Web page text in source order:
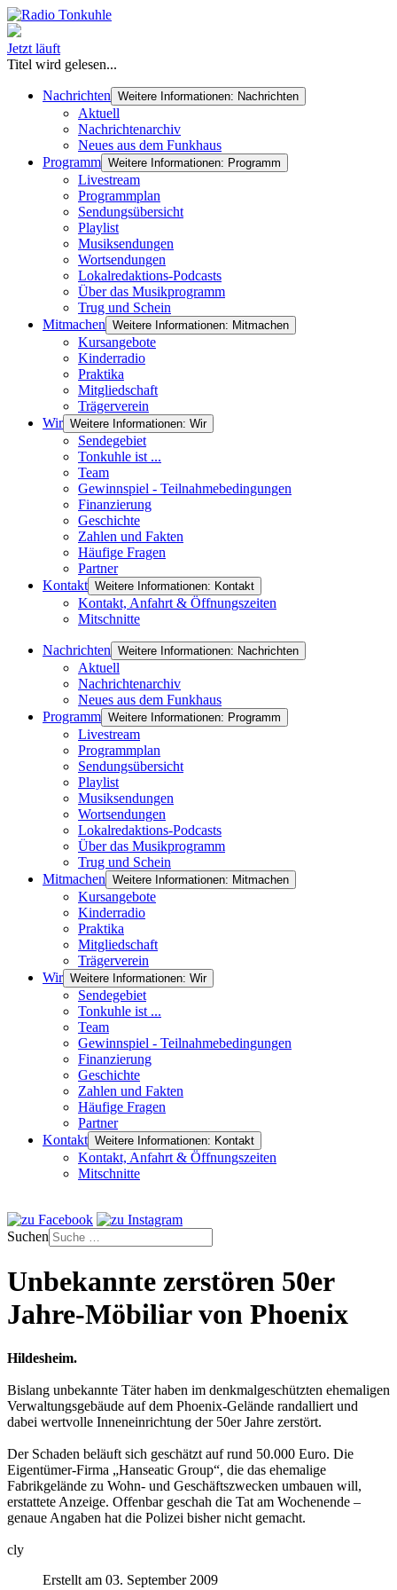
Jetzt läuft
Titel wird gelesen...
Nachrichten Weitere Informationen: Nachrichten
Aktuell
Nachrichtenarchiv
Neues aus dem Funkhaus
Programm Weitere Informationen: Programm
Livestream
Programmplan
Sendungsübersicht
Playlist
Musiksendungen
Wortsendungen
Lokalredaktions-Podcasts
Über das Musikprogramm
Trug und Schein
Mitmachen Weitere Informationen: Mitmachen
Kursangebote
Kinderradio
Praktika
Mitgliedschaft
Trägerverein
Wir Weitere Informationen: Wir
Sendegebiet
Tonkuhle ist ...
Team
Gewinnspiel - Teilnahmebedingungen
Finanzierung
Geschichte
Zahlen und Fakten
Häufige Fragen
Partner
Kontakt Weitere Informationen: Kontakt
Kontakt, Anfahrt & Öffnungszeiten
Mitschnitte
Nachrichten Weitere Informationen: Nachrichten
Aktuell
Nachrichtenarchiv
Neues aus dem Funkhaus
Programm Weitere Informationen: Programm
Livestream
Programmplan
Sendungsübersicht
Playlist
Musiksendungen
Wortsendungen
Lokalredaktions-Podcasts
Über das Musikprogramm
Trug und Schein
Mitmachen Weitere Informationen: Mitmachen
Kursangebote
Kinderradio
Praktika
Mitgliedschaft
Trägerverein
Wir Weitere Informationen: Wir
Sendegebiet
Tonkuhle ist ...
Team
Gewinnspiel - Teilnahmebedingungen
Finanzierung
Geschichte
Zahlen und Fakten
Häufige Fragen
Partner
Kontakt Weitere Informationen: Kontakt
Kontakt, Anfahrt & Öffnungszeiten
Mitschnitte
Suchen
Unbekannte zerstören 50er
Jahre-Möbiliar von Phoenix
Hildesheim.
Bislang unbekannte Täter haben im denkmalgeschützten ehemaligen
Verwaltungsgebäude auf dem Phoenix-Gelände randalliert und
dabei wertvolle Inneneinrichtung der 50er Jahre zerstört.
Der Schaden beläuft sich geschätzt auf rund 50.000 Euro. Die
Eigentümer-Firma „Hanseatic Group“, die das ehemalige
Fabrikgelände zu Wohn- und Geschäftszwecken umbauen will,
erstattete Anzeige. Offenbar geschah die Tat am Wochenende –
genaue Angaben hat die Polizei bisher nicht gemacht.
cly
Erstellt am 03. September 2009